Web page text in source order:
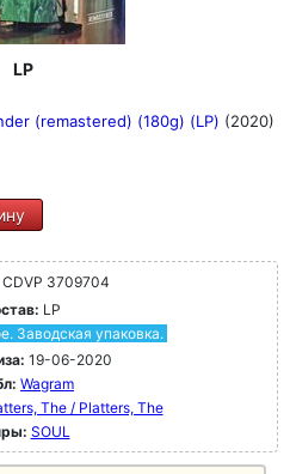
LP
(remastered) (180g) (LP) (2020)
CDVP 3709704
LP
Заводская упаковка.
19-06-2020
Wagram
The / Platters, The
SOUL